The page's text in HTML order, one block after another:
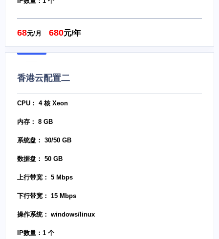
68元/月 680元/年
香港云配置二
CPU： 4 核 Xeon
内存： 8 GB
系统盘： 30/50 GB
数据盘： 50 GB
上行带宽： 5 Mbps
下行带宽： 15 Mbps
操作系统： windows/linux
IP数量：1 个